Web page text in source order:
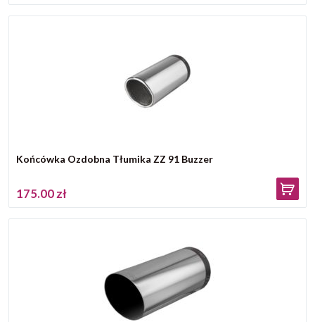
Końcówka Ozdobna Tłumika ZZ 91 Buzzer
175.00 zł